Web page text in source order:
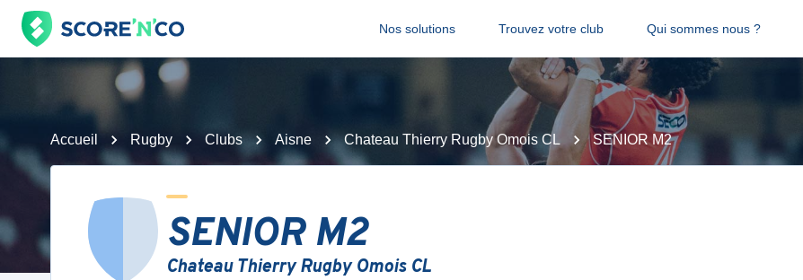
Nos solutions Trouvez votre club Qui sommes nous ?
Accueil Rugby Clubs Aisne Chateau Thierry Rugby Omois CL SENIOR M2
SENIOR M2
Chateau Thierry Rugby Omois CL